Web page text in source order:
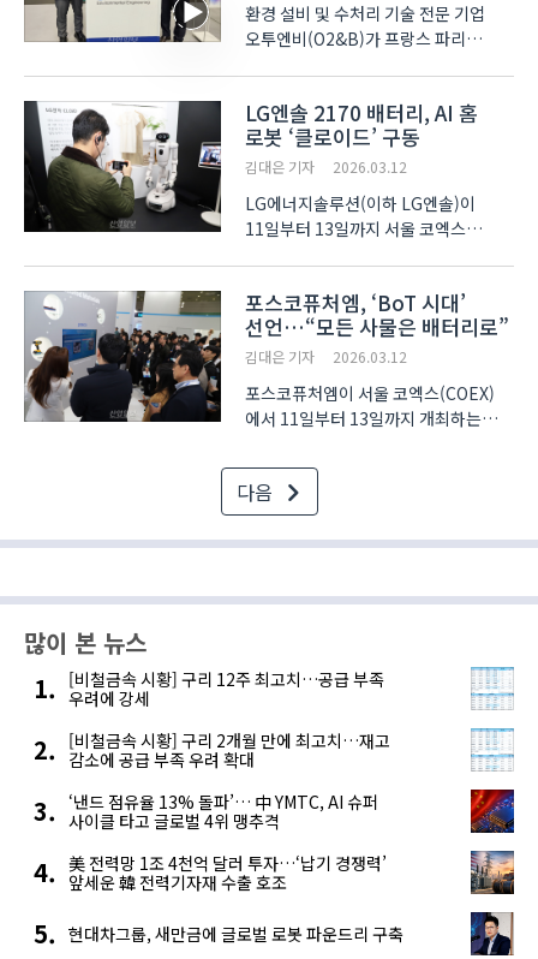
환경 설비 및 수처리 기술 전문 기업
오투엔비(O2&B)가 프랑스 파리
인프라 솔루션을 제시했다.
3월10일부터 12일까지 사흘간 진행된
전시에서 카본섬유, 유리섬유, 나노소..
LG엔솔 2170 배터리, AI 홈
로봇 ‘클로이드’ 구동
김대은 기자 2026.03.12
LG에너지솔루션(이하 LG엔솔)이
11일부터 13일까지 서울 코엑스
로보틱스 분야 배터리 적용 사례를
소개했다. LG엔솔은 올해 1월 ‘CES
2026’에서 공개된 LG전자의 AI(인..
포스코퓨처엠, ‘BoT 시대’
선언…“모든 사물은 배터리로”
김대은 기자 2026.03.12
포스코퓨처엠이 서울 코엑스(COEX)
에서 11일부터 13일까지 개최하는
2026)’에 참가해 모든 사물이 배터리로
움직이는 ‘BoT(Battery of Things)’
시대를 천명하고, 혁신 기술과 솔루션을
대거 출품해 참관객의 관심을 ..
다음
많이 본 뉴스
[비철금속 시황] 구리 12주 최고치…공급 부족
우려에 강세
[비철금속 시황] 구리 2개월 만에 최고치…재고
감소에 공급 부족 우려 확대
‘낸드 점유율 13% 돌파’… 中 YMTC, AI 슈퍼
사이클 타고 글로벌 4위 맹추격
美 전력망 1조 4천억 달러 투자…‘납기 경쟁력’
앞세운 韓 전력기자재 수출 호조
현대차그룹, 새만금에 글로벌 로봇 파운드리 구축